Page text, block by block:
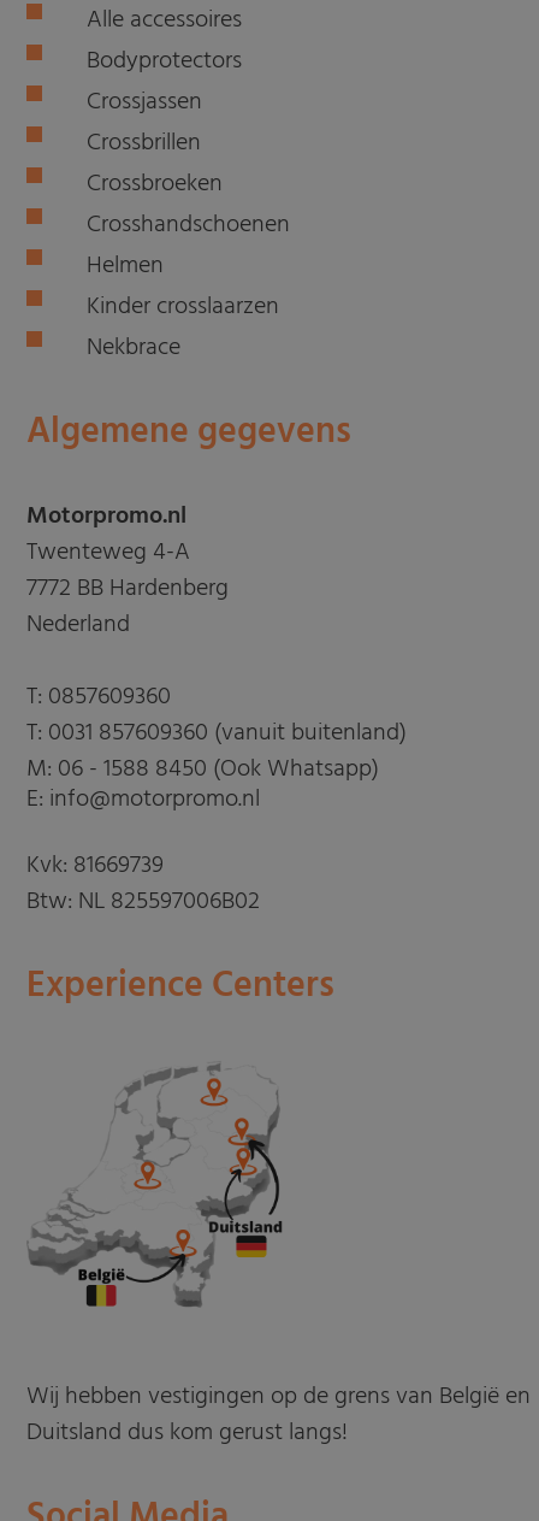
Alle accessoires
Bodyprotectors
Crossjassen
Crossbrillen
Crossbroeken
Crosshandschoenen
Helmen
Kinder crosslaarzen
Nekbrace
Algemene gegevens
Motorpromo.nl
Twenteweg 4-A
7772 BB Hardenberg
Nederland
T: 0857609360
T: 0031 857609360 (vanuit buitenland)
M: 06 - 1588 8450 (Ook Whatsapp)
E: info@motorpromo.nl
Kvk: 81669739
Btw: NL 825597006B02
Experience Centers
Wij hebben vestigingen op de grens van België en
Duitsland dus kom gerust langs!